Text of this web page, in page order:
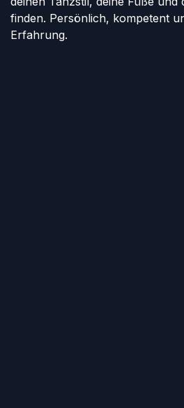
finden. Persönlich, kompetent
Erfahrung.